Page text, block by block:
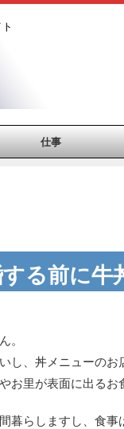
仕事
る前に牛
。
、丼メニューのお
里が表面に出るお
暮らしますし、食